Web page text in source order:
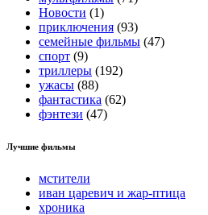
Новости (1)
приключения (93)
семейные фильмы (47)
спорт (9)
триллеры (192)
ужасы (88)
фантастика (62)
фэнтези (47)
Лучшие фильмы
мстители
иван царевич и жар-птица
хроника